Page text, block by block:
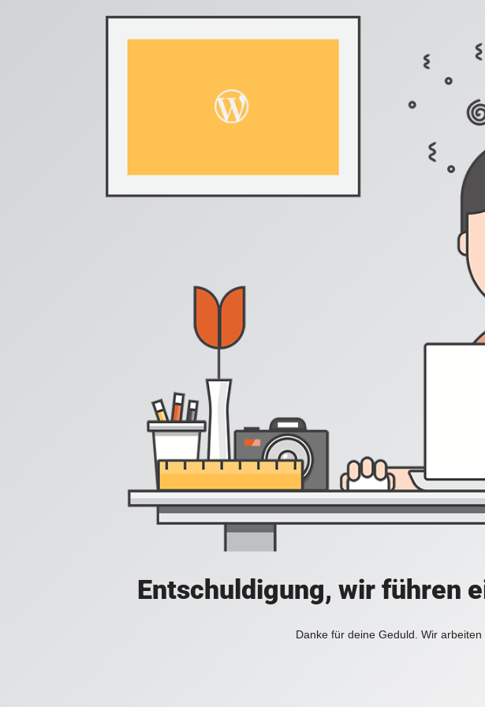
Entschuldigung, wir führen
Danke für deine Geduld. Wir